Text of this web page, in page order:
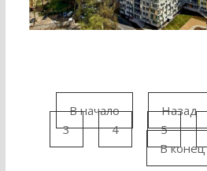
В начало Назад
3
4 5
В конец